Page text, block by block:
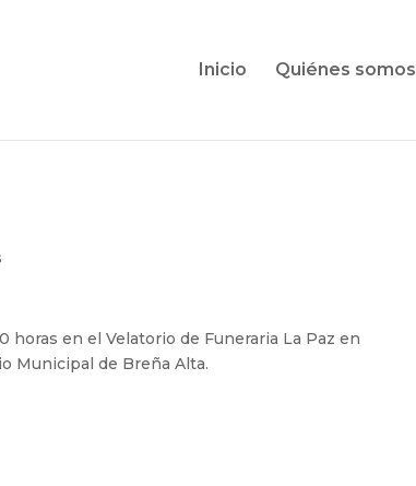
Inicio Quiénes somos
horas en el Velatorio de Funeraria La Paz en
Municipal de Breña Alta.